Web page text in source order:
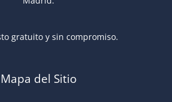
gratuito y sin compromiso.
Mapa del Sitio